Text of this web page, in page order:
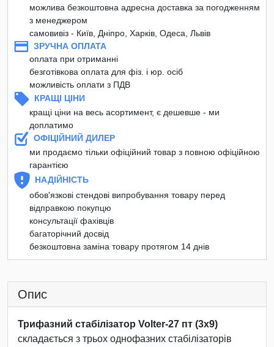
можлива безкоштовна адресна доставка за погодженням
з менеджером
самовивіз - Київ, Дніпро, Харків, Одеса, Львів
ЗРУЧНА ОПЛАТА
оплата при отриманні
безготівкова оплата для фіз. і юр. осіб
можливість оплати з ПДВ
КРАЩІ ЦІНИ
кращі ціни на весь асортимент, є дешевше - ми
доплатимо
ОФІЦІЙНИЙ ДИЛЕР
ми продаємо тільки офіційний товар з повною офіційною
гарантією
НАДІЙНІСТЬ
обов'язкові стендові випробування товару перед
відправкою покупцю
консультації фахівців
багаторічний досвід
безкоштовна заміна товару протягом 14 днів
Опис
Трифазний стабілізатор Volter-27 пт (3х9)
складається з трьох однофазних стабілізаторів